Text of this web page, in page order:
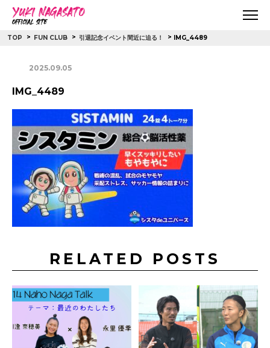
TOP > FUN CLUB > 引退記念イベント間近に迫る！ > IMG_4489
2025.09.05
IMG_4489
RELATED POSTS